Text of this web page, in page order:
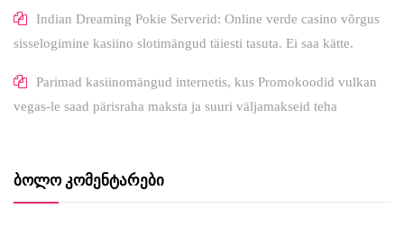
Indian Dreaming Pokie Serverid: Online verde casino võrgus
sisselogimine kasiino slotimängud täiesti tasuta. Ei saa kätte.
Parimad kasiinomängud internetis, kus Promokoodid vulkan
vegas-le saad pärisraha maksta ja suuri väljamakseid teha
ᲑᲝᲚᲝ ᲙᲝᲛᲔᲜᲢᲐᲠᲔᲑᲘ